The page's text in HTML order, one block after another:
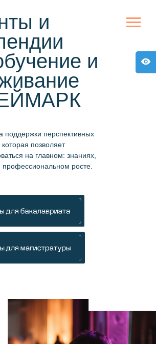
и
и
поддержки перспективных
которая позволяет
на главном: знаниях,
профессиональном росте.